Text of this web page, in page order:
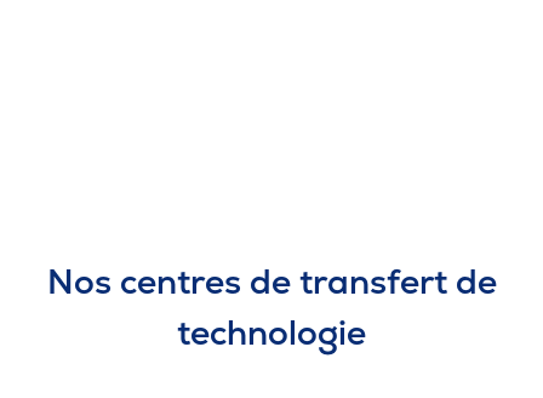
Nos centres de transfert de
technologie